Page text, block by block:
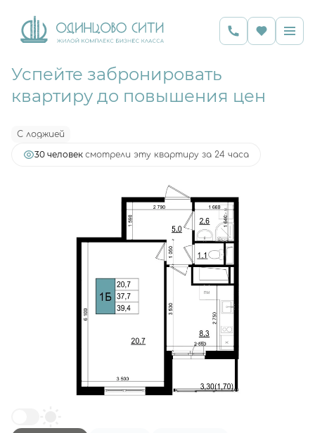
Успейте забронировать
квартиру до повышения цен
1-комнатная 39.4 м2
Ипотекаот 21 616 руб.
С лоджией
30 человек смотрели эту квартиру за 24 часа